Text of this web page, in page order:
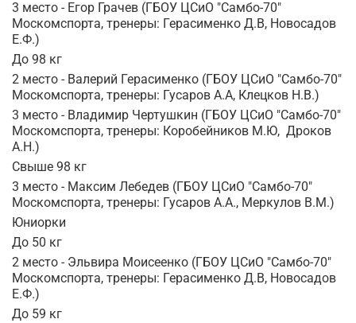
3 место - Егор Грачев (ГБОУ ЦСиО "Самбо-70"
Москомспорта, тренеры: Герасименко Д.В, Новосадов
Е.Ф.)
До 98 кг
2 место - Валерий Герасименко (ГБОУ ЦСиО "Самбо-70"
Москомспорта, тренеры: Гусаров А.А, Клецков Н.В.)
3 место - Владимир Чертушкин (ГБОУ ЦСиО "Самбо-70"
Москомспорта, тренеры: Коробейников М.Ю, Дроков
А.Н.)
Свыше 98 кг
3 место - Максим Лебедев (ГБОУ ЦСиО "Самбо-70"
Москомспорта, тренеры: Гусаров А.А., Меркулов В.М.)
Юниорки
До 50 кг
2 место - Эльвира Моисеенко (ГБОУ ЦСиО "Самбо-70"
Москомспорта, тренеры: Герасименко Д.В, Новосадов
Е.Ф.)
До 59 кг